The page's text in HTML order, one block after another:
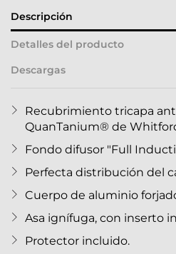
Descripción
Detalles del producto
Descargas
Recubrimiento tricapa
QuanTanium® de
Fondo difusor "Full
Perfecta distribución del
Cuerpo de aluminio
Asa ignífuga, con inserto
Protector incluido.